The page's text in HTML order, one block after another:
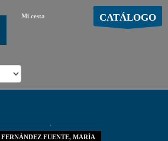
Mi cesta CATÁLOGO
FERNÁNDEZ FUENTE, MARÍA